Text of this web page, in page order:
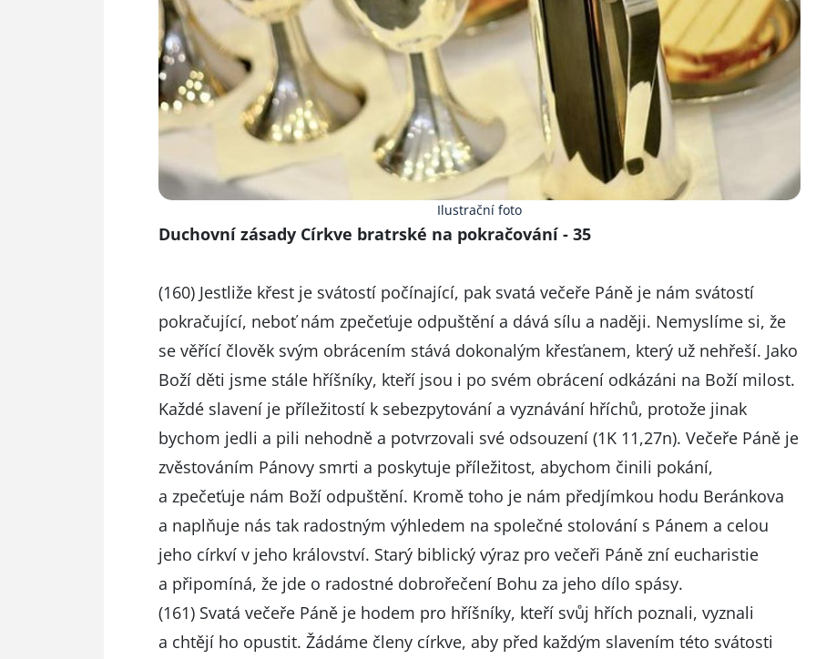
Ilustrační foto
Duchovní zásady Církve bratrské na pokračování - 35
(160) Jestliže křest je svátostí počínající, pak svatá večeře Páně je nám svátostí
pokračující, neboť nám zpečeťuje odpuštění a dává sílu a naději. Nemyslíme si, že
se věřící člověk svým obrácením stává dokonalým křesťanem, který už nehřeší. Jako
Boží děti jsme stále hříšníky, kteří jsou i po svém obrácení odkázáni na Boží milost.
Každé slavení je příležitostí k sebezpytování a vyznávání hříchů, protože jinak
bychom jedli a pili nehodně a potvrzovali své odsouzení (1K 11,27n). Večeře Páně je
zvěstováním Pánovy smrti a poskytuje příležitost, abychom činili pokání,
a zpečeťuje nám Boží odpuštění. Kromě toho je nám předjímkou hodu Beránkova
a naplňuje nás tak radostným výhledem na společné stolování s Pánem a celou
jeho církví v jeho království. Starý biblický výraz pro večeři Páně zní eucharistie
a připomíná, že jde o radostné dobrořečení Bohu za jeho dílo spásy.
(161) Svatá večeře Páně je hodem pro hříšníky, kteří svůj hřích poznali, vyznali
a chtějí ho opustit. Žádáme členy církve, aby před každým slavením této svátosti